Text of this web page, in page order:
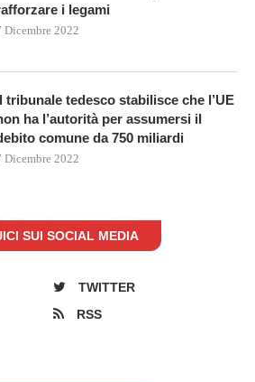
i legami
Dicembre 2022
tribunale tedesco stabilisce che l’UE
ha l’autorità per assumersi il
comune da 750 miliardi
Dicembre 2022
SUI SOCIAL MEDIA
TWITTER
RSS